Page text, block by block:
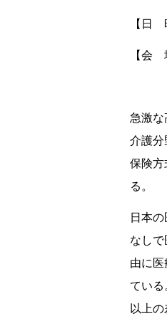
【日
【会
急激
介護分
保険方
る。
日本
なし
由に
ている
以上